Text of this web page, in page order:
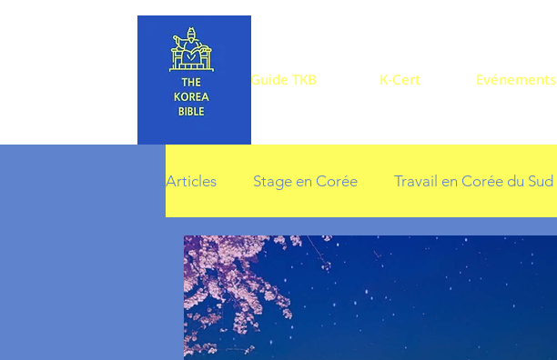
Guide TKB K-Cert Evénements
Articles Stage en Corée Travail en Corée du Sud
Printemps en Corée Saisons en Corée